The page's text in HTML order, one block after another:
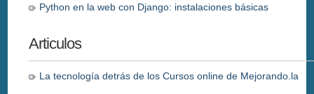
Python en la web con Django: instalaciones básicas
Articulos
La tecnología detrás de los Cursos online de Mejorando.la